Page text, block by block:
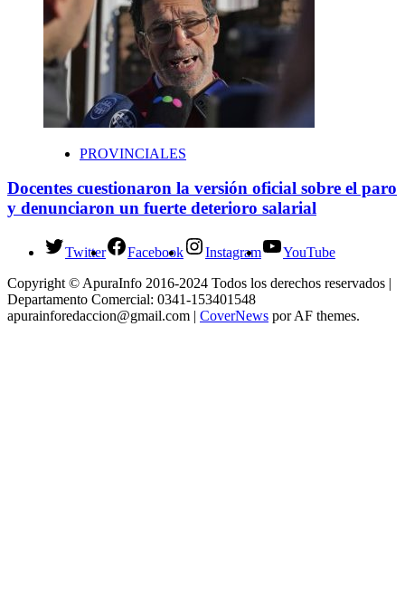
PROVINCIALES
Docentes cuestionaron la versión oficial sobre el paro
y denunciaron un fuerte deterioro salarial
Twitter Facebook Instagram
YouTube
Copyright © ApuraInfo 2016-2024 Todos los derechos reservados |
Departamento Comercial: 0341-153401548
apurainforedaccion@gmail.com | CoverNews por AF themes.